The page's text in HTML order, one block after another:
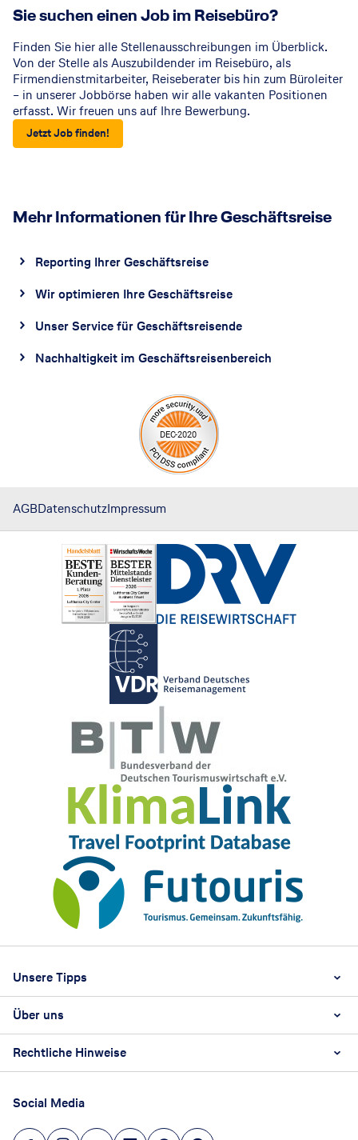
Sie suchen einen Job im Reisebüro?
Finden Sie hier alle Stellenausschreibungen im Überblick.
Von der Stelle als Auszubildender im Reisebüro, als
Firmendienstmitarbeiter, Reiseberater bis hin zum Büroleiter
– in unserer Jobbörse haben wir alle vakanten Positionen
erfasst. Wir freuen uns auf Ihre Bewerbung.
Jetzt Job finden!
Mehr Informationen für Ihre Geschäftsreise
Reporting Ihrer Geschäftsreise
Wir optimieren Ihre Geschäftsreise
Unser Service für Geschäftsreisende
Nachhaltigkeit im Geschäftsreisenbereich
AGBDatenschutzImpressum
Unsere Tipps
Beste Reisezeit
Über uns
Karriere
Reisebüro Franchise-Partner werden
Unsere Unternehmenswerte
Rechtliche Hinweise
AGB
Social Media